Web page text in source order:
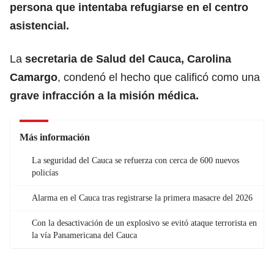
persona que intentaba refugiarse en el centro
asistencial.
La secretaria de Salud del Cauca, Carolina
Camargo, condenó el hecho que calificó como una
grave infracción a la misión médica.
Más información
La seguridad del Cauca se refuerza con cerca de 600 nuevos
policías
Alarma en el Cauca tras registrarse la primera masacre del 2026
Con la desactivación de un explosivo se evitó ataque terrorista en
la vía Panamericana del Cauca